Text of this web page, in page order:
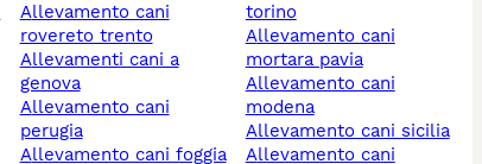
allevamento cani
rovereto trento
allevamenti cani a
genova
allevamento cani
perugia
allevamento cani foggia
torino
allevamento cani
mortara pavia
allevamento cani
modena
allevamento cani sicilia
allevamento cani